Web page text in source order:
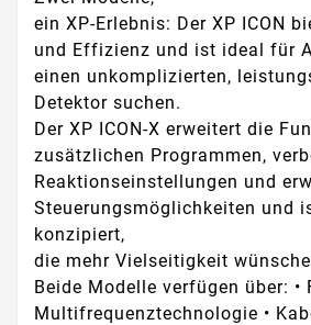
ein XP-Erlebnis: Der XP ICON
und Effizienz und ist ideal für
einen unkomplizierten,
Detektor suchen.
Der XP ICON-X erweitert die
zusätzlichen Programmen,
Reaktionseinstellungen und
Steuerungsmöglichkeiten und
konzipiert,
die mehr Vielseitigkeit
Beide Modelle verfügen über: •
Multifrequenztechnologie •